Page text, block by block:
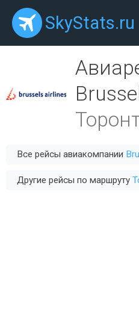
SkyStats.ru
Все рейсы авиакомпании
Другие рейсы по маршруту